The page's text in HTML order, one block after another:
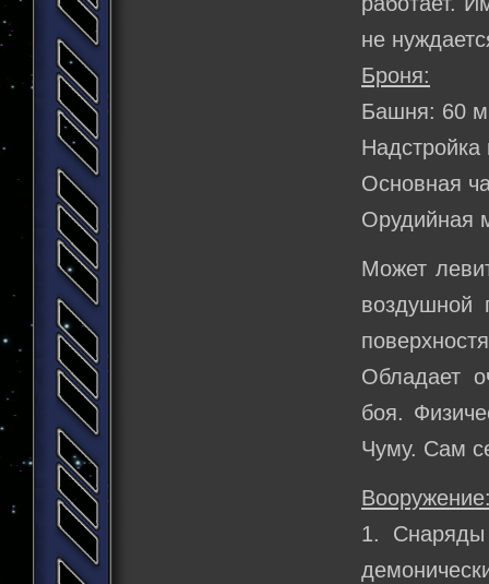
не
Броня:
Башня: 60
Надстройка
Основная
Орудийная
Может
воздушной
Обладает
боя.
Чуму. Сам
1. Снаряды